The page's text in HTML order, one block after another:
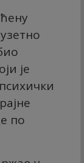
је
по